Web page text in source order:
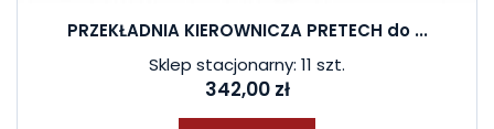
PRZEKŁADNIA KIEROWNICZA PRETECH do ...
Sklep stacjonarny: 11 szt.
342,00 zł